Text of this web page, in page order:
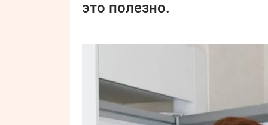
это полезно.